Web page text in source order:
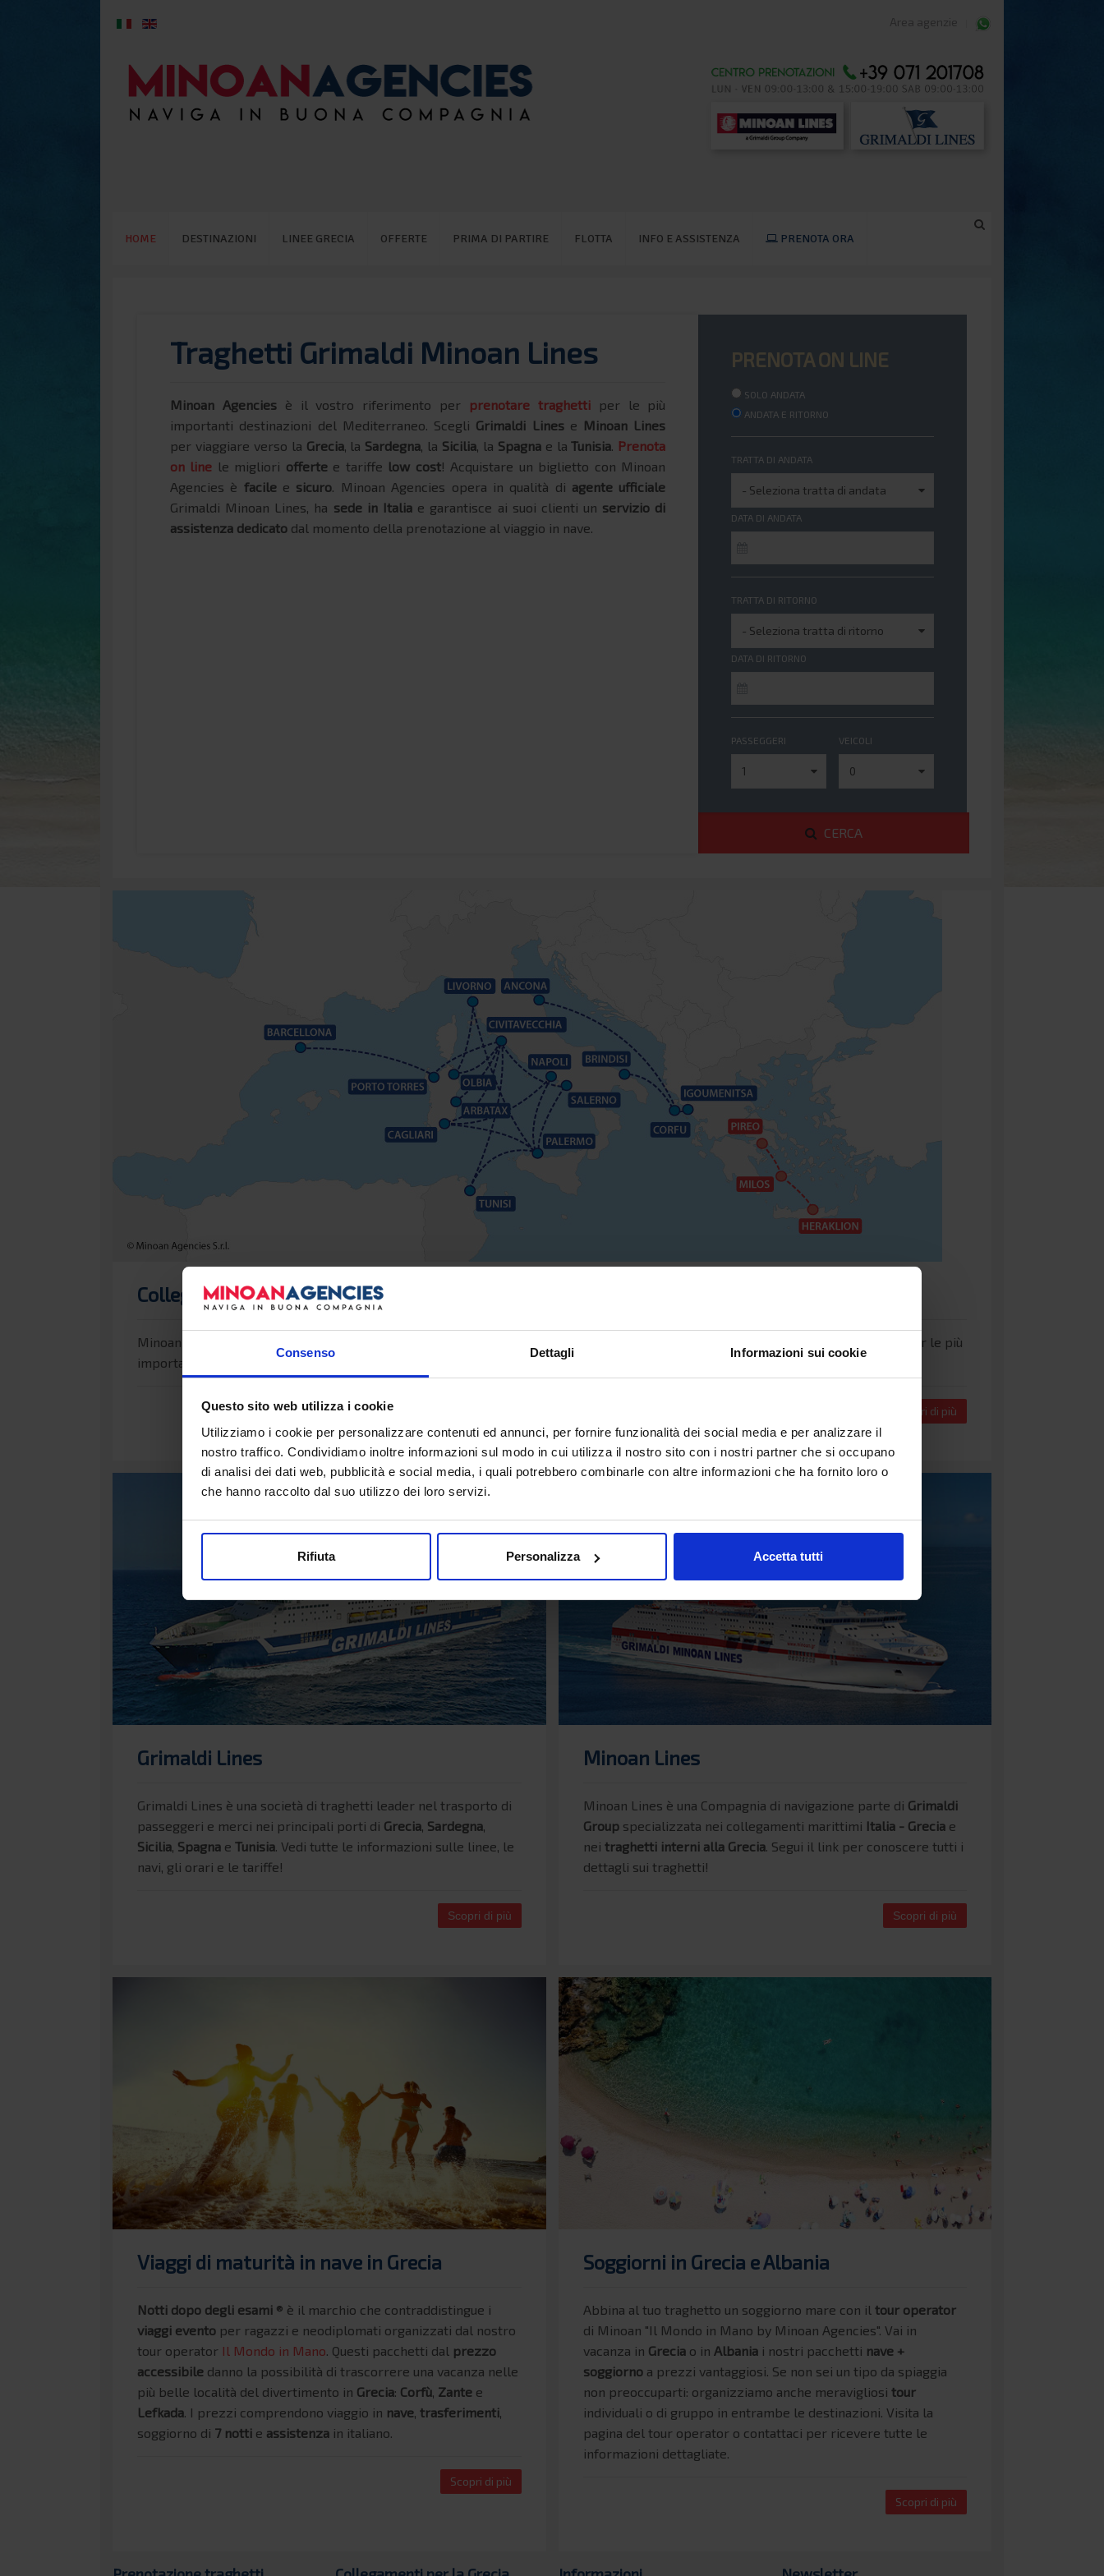
Consenso Dettagli Informazioni sui cookie
Questo sito web utilizza i cookie
Utilizziamo i cookie per personalizzare contenuti ed annunci, per fornire funzionalità dei social media e per analizzare il
nostro traffico. Condividiamo inoltre informazioni sul modo in cui utilizza il nostro sito con i nostri partner che si occupano
di analisi dei dati web, pubblicità e social media, i quali potrebbero combinarle con altre informazioni che ha fornito loro o
che hanno raccolto dal suo utilizzo dei loro servizi.
Rifiuta Personalizza Accetta tutti
Area agenzie
HOME DESTINAZIONI LINEE GRECIA OFFERTE PRIMA DI PARTIRE FLOTTA INFO E ASSISTENZA PRENOTA ORA
Traghetti Grimaldi Minoan Lines
Minoan Agenciesè il vostro riferimento per prenotare traghettiper le più
importanti destinazioni del Mediterraneo. Scegli Grimaldi Linese Minoan Lines
per viaggiare verso la Grecia, la Sardegna, la Sicilia, la Spagna e laTunisia. Prenota
on line le migliori offertee tariffe low cost! Acquistare un biglietto con Minoan
Agencies è facilee sicuro. Minoan Agencies opera in qualità di agente ufficiale
Grimaldi Minoan Lines, ha sede in Italia e garantisce ai suoi clienti un servizio di
assistenza dedicato dal momento della prenotazione al viaggio in nave.
PRENOTA ON LINE
SOLO ANDATA
ANDATA E RITORNO
TRATTA DI ANDATA
DATA DI ANDATA
TRATTA DI RITORNO
DATA DI RITORNO
PASSEGGERI VEICOLI
CERCA
Collegamenti in nave per Grecia, Sardegna, Sicilia, Spagna, Tunisia
Minoan Agencies è agente delle compagnie marittime
. Prenota con noi tutti i collegamenti in nave per le più
importanti destinazioni del Mediterraneo. Viaggia in traghetto versoGrecia SpagnaeTunisia.
Scopri di più
Grimaldi Lines
Grimaldi Lines è una società di traghetti leader nel trasporto di
passeggeri e merci nei principali porti di Grecia, Sardegna,
Sicilia, Spagna e Tunisia. Vedi tutte le informazioni sulle linee, le
navi, gli orari e le tariffe!
Scopri di più
Minoan Lines
Minoan Lines è una Compagnia di navigazione parte di Grimaldi
Groupspecializzata nei collegamenti marittimi Italia - Greciae
nei traghetti interni alla Grecia. Segui il link per conoscere tutti i
dettagli sui traghetti!
Scopri di più
Viaggi di maturità in nave in Grecia
Notti dopo degli esami ® è il marchio che contraddistingue i
viaggi evento per ragazzi e neodiplomati organizzati dal nostro
tour operator Il Mondo in Mano . Questi pacchetti dal prezzo
accessibile danno la possibilità di trascorrere una vacanza nelle
più belle località del divertimento in Grecia: Corfù Zante e
Lefkada . I prezzi comprendono viaggio in nave trasferimenti
soggiorno di 7 notti e assistenza in italiano.
Scopri di più
Soggiorni in Grecia e Albania
Abbina al tuo traghetto un soggiorno mare con il tour operator
di Minoan "Il Mondo in Mano by Minoan Agencies". Vai in
vacanza in Greciao in Albaniai nostri pacchetti nave +
soggiornoa prezzi vantaggiosi. Se non sei un tipo da spiaggia
non preoccuparti: organizziamo anche meravigliosi tour
individuali o di gruppo in entrambe le destinazioni. Visita la
pagina del tour operator o contattaci per ricevere tutte le
informazioni dettagliate.
Scopri di più